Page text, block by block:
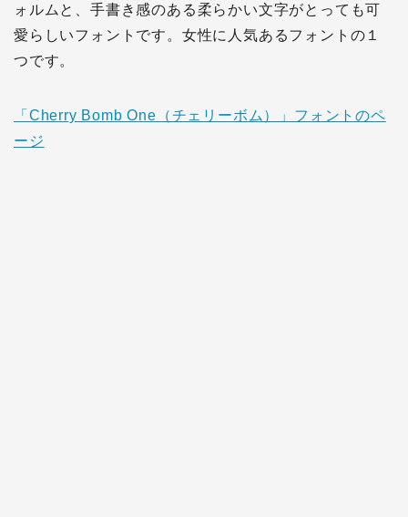
ォルムと、手書き感のある柔らかい文字がとっても可
愛らしいフォントです。女性に人気あるフォントの１
つです。
「Cherry Bomb One（チェリーボム）」フォントのペ
ージ